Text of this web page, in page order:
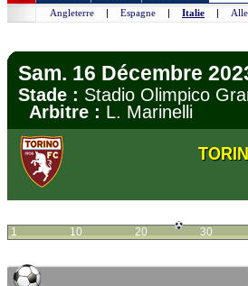
Angleterre | Espagne | Italie |
Sam. 16 Décembre
Stade : Stadio Olimpico
Arbitre : L. Marinelli
1 10 20 30